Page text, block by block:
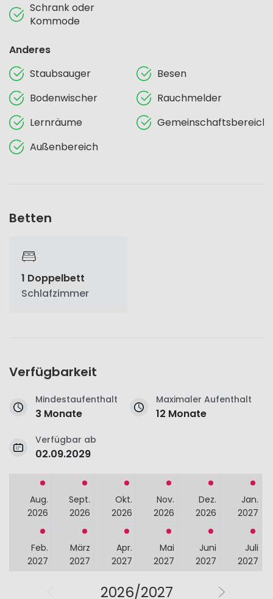
Schrank oder
Kommode
Anderes
Staubsauger
Besen
Bodenwischer
Rauchmelder
Lernräume
Gemeinschaftsbereich
Außenbereich
Betten
1 Doppelbett
Schlafzimmer
Verfügbarkeit
Mindestaufenthalt
3 Monate
Maximaler Aufenthalt
12 Monate
Verfügbar ab
02.09.2029
Aug.
2026
Sept.
2026
Okt.
2026
Nov.
2026
Dez.
2026
Jan.
2027
Feb.
2027
März
2027
Apr.
2027
Mai
2027
Juni
2027
Juli
2027
2026/2027